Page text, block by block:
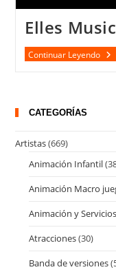
Elles
Continuar LeyendoElles
CATEGORÍAS
Artistas(669)
Animación Infantil
Animación Macro
Animación y
Atracciones(30)
Banda de versiones